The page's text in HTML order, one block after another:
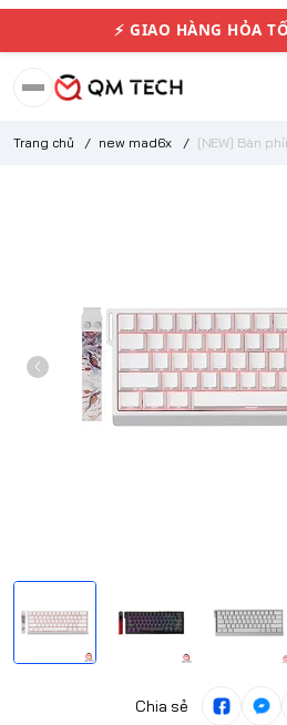
⚡ GIAO HÀNG
Trang chủ / new mad6x / [NEW] Bàn
Chia sẻ